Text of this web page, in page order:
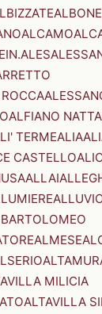
ALCAMO
ALES
ALFIANO NATTA
TERMEALIA
CASTELLO
ALLAI
ALMESE
MILICIA
ALTAVILLA